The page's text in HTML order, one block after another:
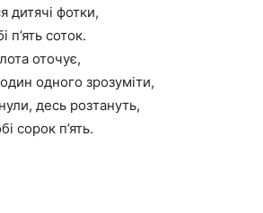
дитячі фотки,
п’ять соток.
оточує,
одного зрозуміти,
десь розтануть,
сорок п’ять.